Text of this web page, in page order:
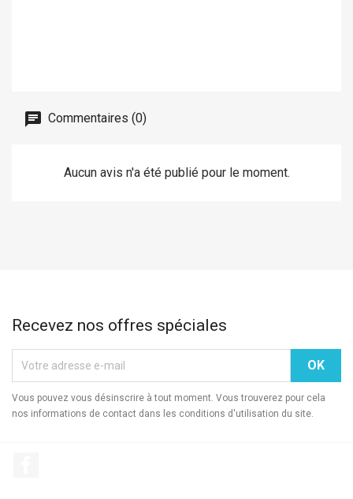
Commentaires (0)
Aucun avis n'a été publié pour le moment.
Recevez nos offres spéciales
Vous pouvez vous désinscrire à tout moment. Vous trouverez pour cela
nos informations de contact dans les conditions d'utilisation du site.